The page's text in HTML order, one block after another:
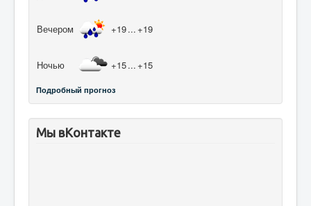
Вечером +19... +19
Ночью +15... +15
Подробный прогноз
Мы вКонтакте